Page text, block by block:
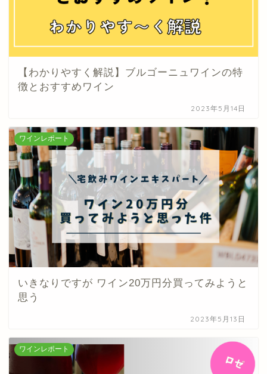
【わかりやすく解説】ブルゴーニュワインの特
徴とおすすめワイン
2023年5月14日
ワインレポート
いきなりですが ワイン20万円分買ってみようと
思う
2023年5月13日
ワインレポート